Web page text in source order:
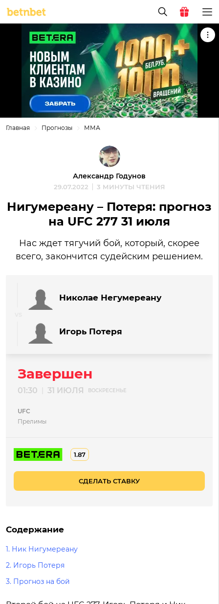
Главная Прогнозы ММА
Александр Годунов
29.07.2022 3 МИНУТЫ ЧТЕНИЯ
Нигумереану – Потеря: прогноз
на UFC 277 31 июля
Нас ждет тягучий бой, который, скорее
всего, закончится судейским решением.
Николае Негумереану
Игорь Потеря
Завершен
01:30 31 ИЮЛЯ ВОСКРЕСЕНЬЕ
UFC
Прелимы
1.87
СДЕЛАТЬ СТАВКУ
Содержание
1. Ник Нигумереану
2. Игорь Потеря
3. Прогноз на бой